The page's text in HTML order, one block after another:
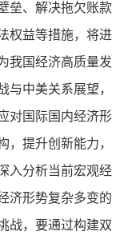
垒、解决拖欠账款
权益等措施，将进
我国经济高质量发
与中美关系展望，
对国际国内经济形
，提升创新能力，
入分析当前宏观经
济形势复杂多变的
战，要通过构建双